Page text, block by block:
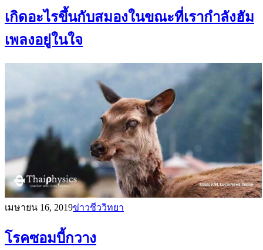
เกิดอะไรขึ้นกับสมองในขณะที่เรากำลังฮัม
เพลงอยู่ในใจ
เมษายน 16, 2019ข่าวชีววิทยา
โรคซอมบี้กวาง